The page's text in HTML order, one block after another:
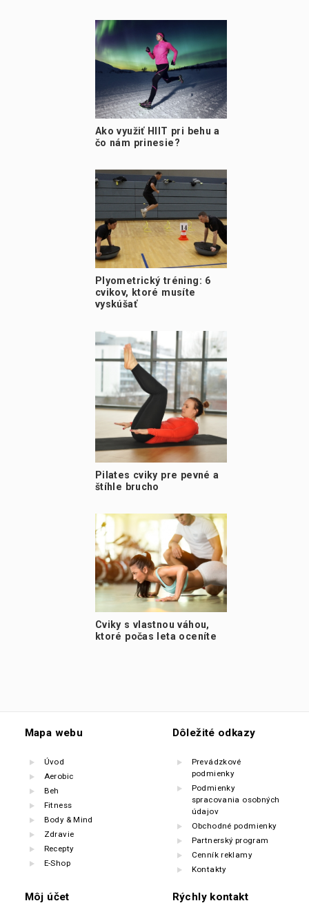
Ako využiť HIIT pri behu a
čo nám prinesie?
Plyometrický tréning: 6
cvikov, ktoré musíte
vyskúšať
Pilates cviky pre pevné a
štíhle brucho
Cviky s vlastnou váhou,
ktoré počas leta oceníte
Mapa webu
Úvod
Aerobic
Beh
Fitness
Body & Mind
Zdravie
Recepty
E-Shop
Dôležité odkazy
Prevádzkové
podmienky
Podmienky
spracovania osobných
údajov
Obchodné podmienky
Partnerský program
Cenník reklamy
Kontakty
Môj účet Rýchly kontakt